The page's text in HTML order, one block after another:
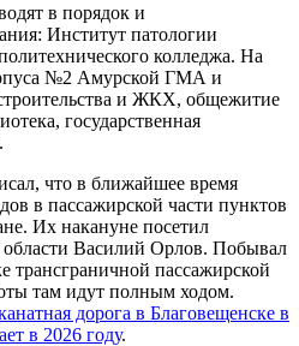
в порядок и
Институт патологии
колледжа. На
№2 Амурской ГМА и
и ЖКХ, общежитие
государственная
что в ближайшее время
в пассажирской части пунктов
Их накануне посетил
области Василий Орлов. Побывал
трансграничной пассажирской
там идут полным ходом.
дорога в Благовещенске в
в 2026 году.